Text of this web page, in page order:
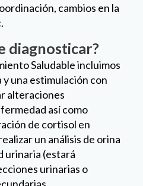
cambios en la
diagnosticar?
Saludable incluimos
una estimulación con
alteraciones
así como
de cortisol en
un análisis de orina
urinaria (estará
urinarias o